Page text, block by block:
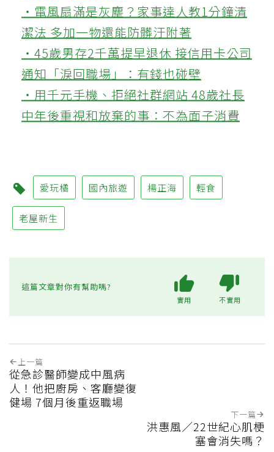
‧電風扇滿是灰塵？家事達人教1分鐘清
潔法 多加一物還能防髒汙附著
‧45歲男存2千萬提早退休 接信用卡公司
通知「淚回職場」：有錢也碰壁
‧用千元手機、拒絕社群網站 48歲社長
中年後重視和放棄的事：不為面子消費
愛玩橘 國內旅遊 楊正海 輕食
老屋新生
這篇文章對你有幫助嗎?
實用 不實用
上一篇
從急診醫師變成中風病
人！他把廚房、客廳變復
健場 7個月後重返職場
下一篇
洪惠風／22世紀心肌梗
塞會消失嗎？